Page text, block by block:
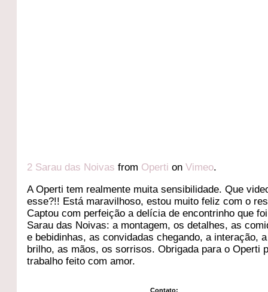
2 Sarau das Noivas from Operti onVimeo.
A Operti tem realmente muita sensibilidade. Que
esse?!! Está maravilhoso, estou muito feliz com o
Captou com perfeição a delícia de encontrinho que
Sarau das Noivas: a montagem, os detalhes, as
e bebidinhas, as convidadas chegando, a interação,
brilho, as mãos, os sorrisos. Obrigada para o Operti
trabalho feito com amor.
Contato: